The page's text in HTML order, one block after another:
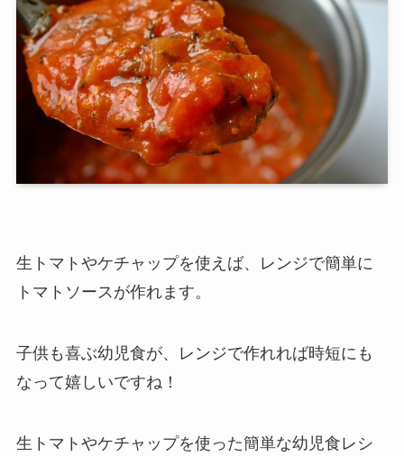
生トマトやケチャップを使えば、レンジで簡単に
トマトソースが作れます。
子供も喜ぶ幼児食が、レンジで作れれば時短にも
なって嬉しいですね！
生トマトやケチャップを使った簡単な幼児食レシ